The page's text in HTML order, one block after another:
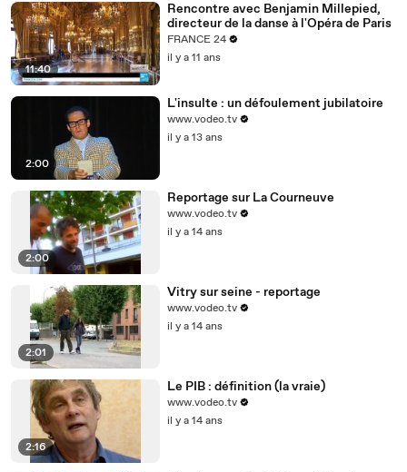
11:40
Rencontre avec Benjamin Millepied,
directeur de la danse à l'Opéra de Paris
FRANCE 24
il y a 11 ans
2:00
L'insulte : un défoulement jubilatoire
www.vodeo.tv
il y a 13 ans
2:00
Reportage sur La Courneuve
www.vodeo.tv
il y a 14 ans
2:01
Vitry sur seine - reportage
www.vodeo.tv
il y a 14 ans
2:16
Le PIB : définition (la vraie)
www.vodeo.tv
il y a 14 ans